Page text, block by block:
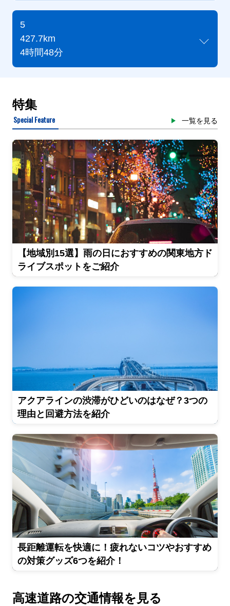
5
427.7km
4時間48分
特集
Special Feature 一覧を見る
【地域別15選】雨の日におすすめの関東地方ド
ライブスポットをご紹介
アクアラインの渋滞がひどいのはなぜ？3つの
理由と回避方法を紹介
長距離運転を快適に！疲れないコツやおすすめ
の対策グッズ6つを紹介！
高速道路の交通情報を見る